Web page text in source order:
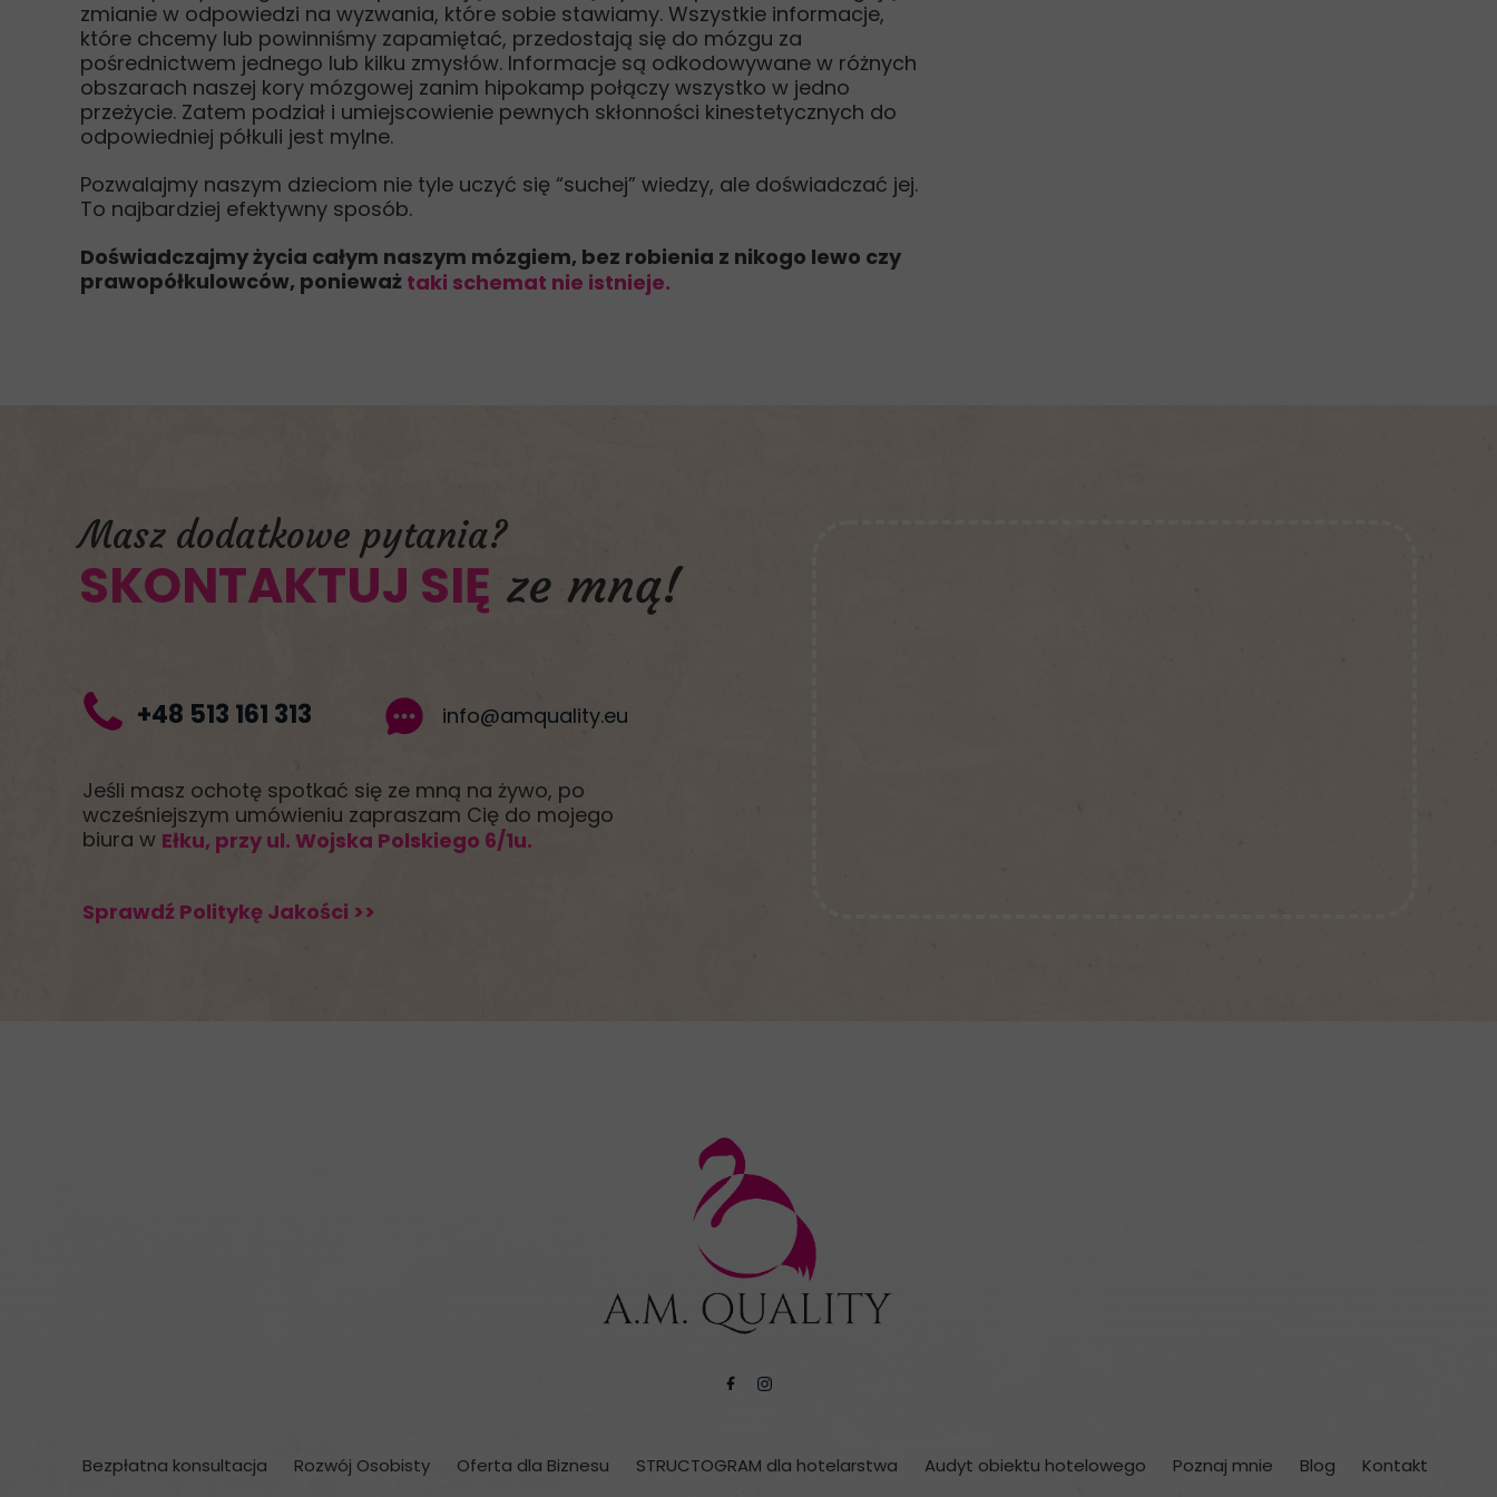
zmianie w odpowiedzi na wyzwania, które sobie stawiamy. Wszystkie informacje,
które chcemy lub powinniśmy zapamiętać, przedostają się do mózgu za
pośrednictwem jednego lub kilku zmysłów. Informacje są odkodowywane w różnych
obszarach naszej kory mózgowej zanim hipokamp połączy wszystko w jedno
przeżycie. Zatem podział i umiejscowienie pewnych skłonności kinestetycznych do
odpowiedniej półkuli jest mylne.
Pozwalajmy naszym dzieciom nie tyle uczyć się “suchej” wiedzy, ale doświadczać jej.
To najbardziej efektywny sposób.
Doświadczajmy życia całym naszym mózgiem, bez robienia z nikogo lewo czy
prawopółkulowców, ponieważ taki schemat nie istnieje.
Bezpłatna konsultacja Rozwój Osobisty Oferta dla Biznesu STRUCTOGRAM dla hotelarstwa Audyt obiektu hotelowego Poznaj mnie Blog Kontakt
Masz dodatkowe pytania?
SKONTAKTUJ SIĘ ze mną!
info@amquality.eu
+48 513 161 313
Jeśli masz ochotę spotkać się ze mną na żywo, po
wcześniejszym umówieniu zapraszam Cię do mojego
biura w Ełku, przy ul. Wojska Polskiego 6/1u.
Sprawdź Politykę Jakości >>